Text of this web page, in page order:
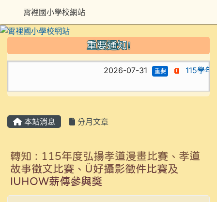
重要通知!
2026-07-31 重要 115學年
本站消息 分月文章
轉知 : 115年度弘揚孝道漫畫比賽、孝道
故事徵文比賽、Ü好攝影徵件比賽及
IUHOW薪傳參與獎
霄裡國小學校網站